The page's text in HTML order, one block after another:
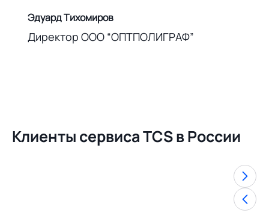
Эдуард Тихомиров
Директор ООО “ОПТПОЛИГРАФ”
Клиенты сервиса TCS в России